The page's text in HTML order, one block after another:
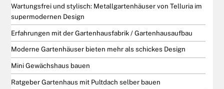
Wartungsfrei und stylisch: Metallgartenhäuser von Telluria im
supermodernen Design
Erfahrungen mit der Gartenhausfabrik / Gartenhausaufbau
Moderne Gartenhäuser bieten mehr als schickes Design
Mini Gewächshaus bauen
Ratgeber Gartenhaus mit Pultdach selber bauen